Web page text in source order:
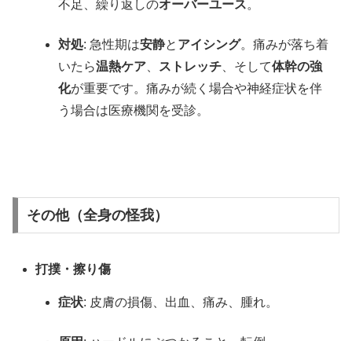
不足、繰り返しのオーバーユース。
対処: 急性期は安静と アイシング。痛みが落ち着
いたら温熱ケア ストレッチ 、そして体幹の強
化が重要です。痛みが続く場合や神経症状を伴
う場合は医療機関を受診。
その他（全身の怪我）
打撲・擦り傷
症状: 皮膚の損傷、出血、痛み、腫れ。